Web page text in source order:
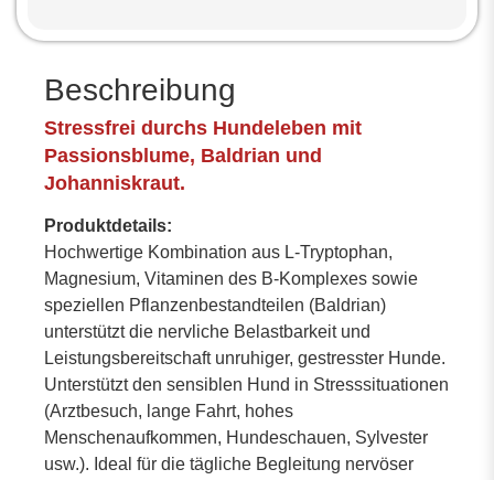
Beschreibung
Stressfrei durchs Hundeleben mit
Passionsblume, Baldrian und
Johanniskraut.
Produktdetails:
Hochwertige Kombination aus L-Tryptophan,
Magnesium, Vitaminen des B-Komplexes sowie
speziellen Pflanzenbestandteilen (Baldrian)
unterstützt die nervliche Belastbarkeit und
Leistungsbereitschaft unruhiger, gestresster Hunde.
Unterstützt den sensiblen Hund in Stresssituationen
(Arztbesuch, lange Fahrt, hohes
Menschenaufkommen, Hundeschauen, Sylvester
usw.). Ideal für die tägliche Begleitung nervöser